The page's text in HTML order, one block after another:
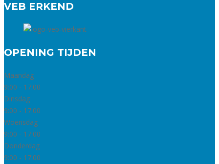
VEB ERKEND
OPENING TIJDEN
Maandag
9:00 - 17:00
Dinsdag
9:00 - 17:00
Woensdag
9:00 - 17:00
Donderdag
9:00 - 17:00